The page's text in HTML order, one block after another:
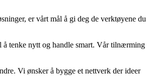
er vårt mål å gi deg de verktøyene du
å tenke nytt og handle smart. Vår tilnærming
Vi ønsker å bygge et nettverk der ideer